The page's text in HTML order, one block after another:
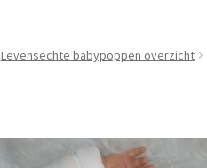
Levensechte babypoppen overzicht